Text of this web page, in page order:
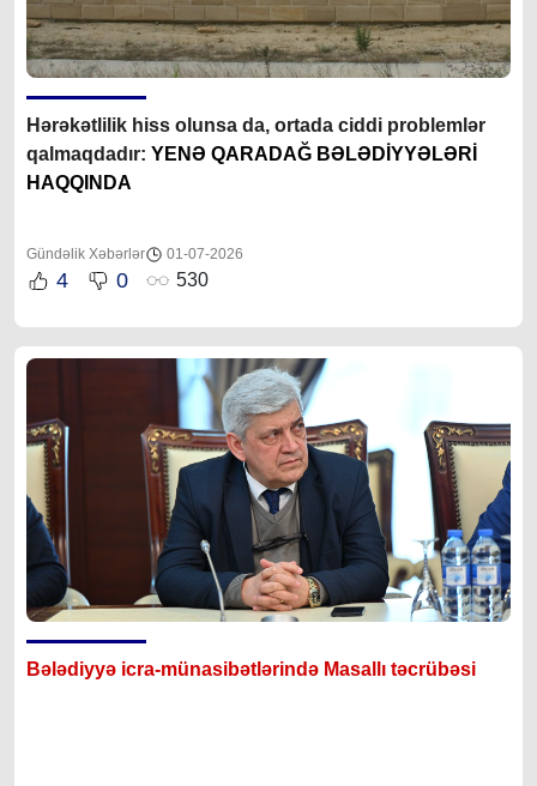
Hərəkətlilik hiss olunsa da, ortada ciddi problemlər
qalmaqdadır: YENƏ QARADAĞ BƏLƏDİYYƏLƏRİ
HAQQINDA
Gündəlik Xəbərlər 01-07-2026
4 0 530
Bələdiyyə icra-münasibətlərində Masallı təcrübəsi